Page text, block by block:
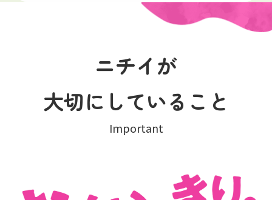
ニチイが
大切にしていること
Important